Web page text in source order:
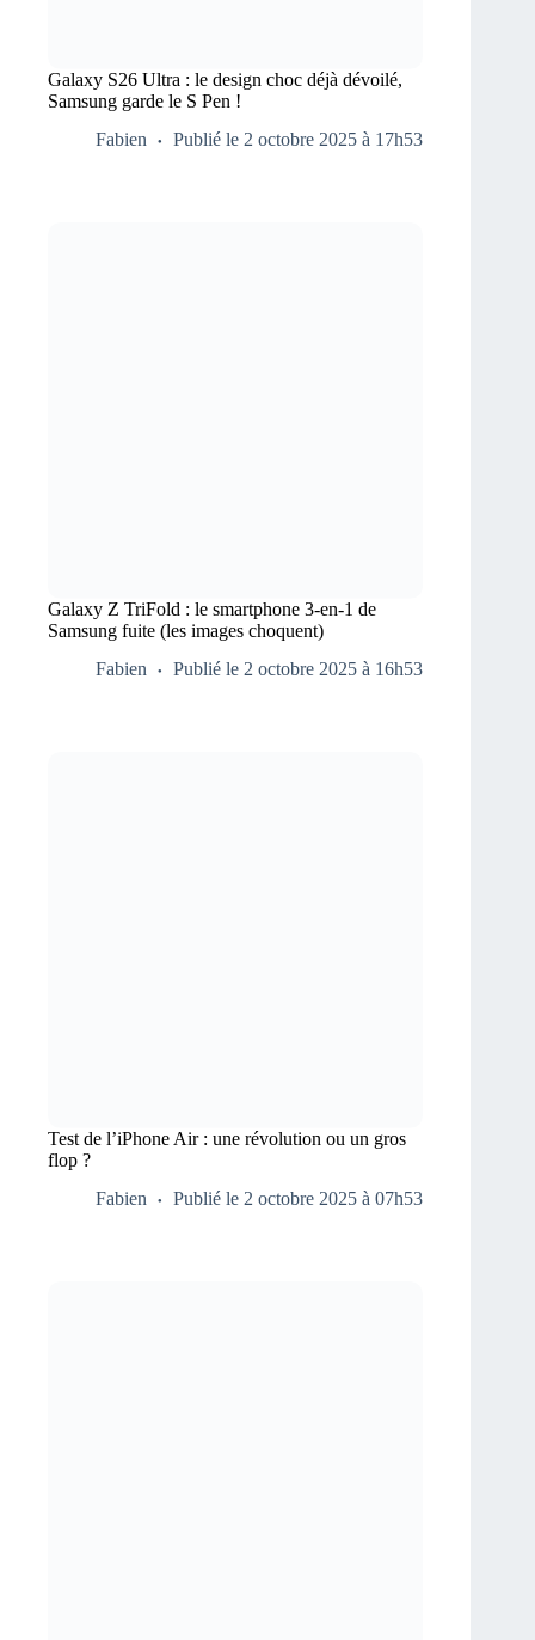
Galaxy S26 Ultra : le design choc déjà dévoilé,
Samsung garde le S Pen !
Fabien
Publié le 2 octobre 2025 à 17h53
Galaxy Z TriFold : le smartphone 3-en-1 de
Samsung fuite (les images choquent)
Fabien
Publié le 2 octobre 2025 à 16h53
Test de l’iPhone Air : une révolution ou un gros
flop ?
Fabien
Publié le 2 octobre 2025 à 07h53